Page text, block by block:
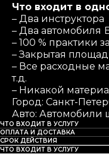
Что входит в
– Два инструктора
– Два автомобиля
– 100 % практики
– Закрытая
– Все расходные
т.д.
– Никакой
Город: Санкт-
Авто: Автомобили
ЧТО ВХОДИТ В УСЛУГУ
ОПЛАТА И ДОСТАВКА
СРОК ДЕЙСТВИЯ
ЧТО ВХОДИТ В УСЛУГУ